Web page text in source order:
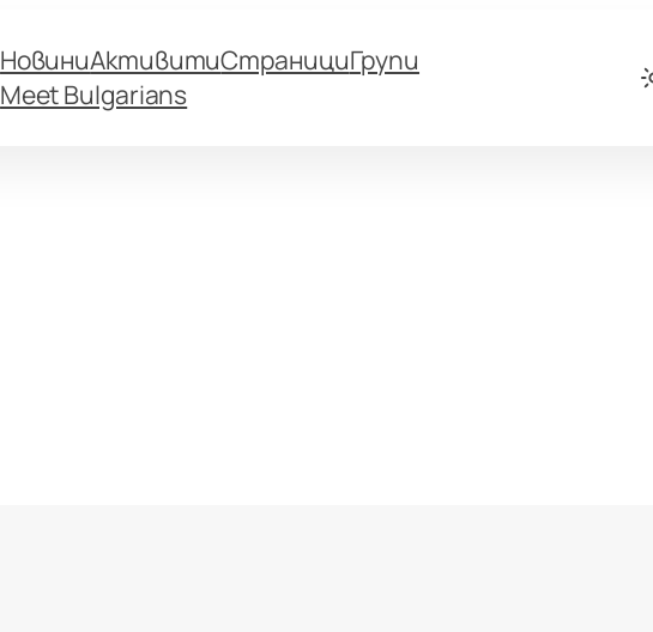
НовиниАктивитиСтранициГрупи
Meet Bulgarians